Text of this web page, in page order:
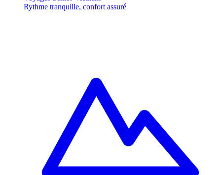
Rythme tranquille, confort assuré